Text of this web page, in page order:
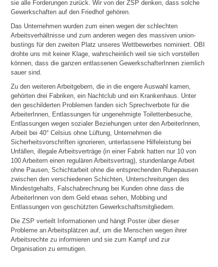
sie alle Forderungen zurück. Wir von der ZSP denken, dass solche
Gewerkschaften auf den Friedhof gehören.
Das Unternehmen wurden zum einen wegen der schlechten
Arbeitsverhältnisse und zum anderen wegen des massiven union-
bustings für den zweiten Platz unseres Wettbewerbes nominiert. OBI
drohte uns mit keiner Klage, wahrscheinlich weil sie sich vorstellen
können, dass die ganzen entlassenen GewerkschafterInnen ziemlich
sauer sind.
Zu den weiteren Arbeitgebern, die in die engere Auswahl kamen,
gehörten drei Fabriken, ein Nachtclub und ein Krankenhaus. Unter
den geschilderten Problemen fanden sich Sprechverbote für die
ArbeiterInnen, Entlassungen für ungenehmigte Toilettenbesuche,
Entlassungen wegen sozialer Beziehungen unter den ArbeiterInnen,
Arbeit bei 40° Celsius ohne Lüftung, Unternehmen die
Sicherheitsvorschriften ignorieren, unterlassene Hilfeleistung bei
Unfällen, illegale Arbeitsverträge (in einer Fabrik hatten nur 10 von
100 Arbeitern einen regulären Arbeitsvertrag), stundenlange Arbeit
ohne Pausen, Schichtarbeit ohne die entsprechenden Ruhepausen
zwischen den verschiedenen Schichten, Unterschreitungen des
Mindestgehalts, Falschabrechnung bei Kunden ohne dass die
ArbeiterInnen von dem Geld etwas sehen, Mobbing und
Entlassungen von geschützten Gewerkschaftsmitgliedern.
Die ZSP verteilt Informationen und hängt Poster über dieser
Probleme an Arbeitsplätzen auf, um die Menschen wegen ihrer
Arbeitsrechte zu informieren und sie zum Kampf und zur
Organisation zu ermutigen.